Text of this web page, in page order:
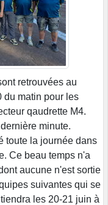
retrouvées au
du matin pour les
M4.
minute.
toute la journée dans
Ce beau temps n'a
aucune n'est sortie
suivantes qui se
les 20-21 juin à